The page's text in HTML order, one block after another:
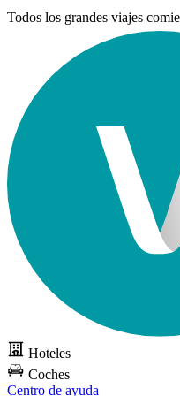
Todos los grandes viajes
Hoteles
Coches
Centro de ayuda